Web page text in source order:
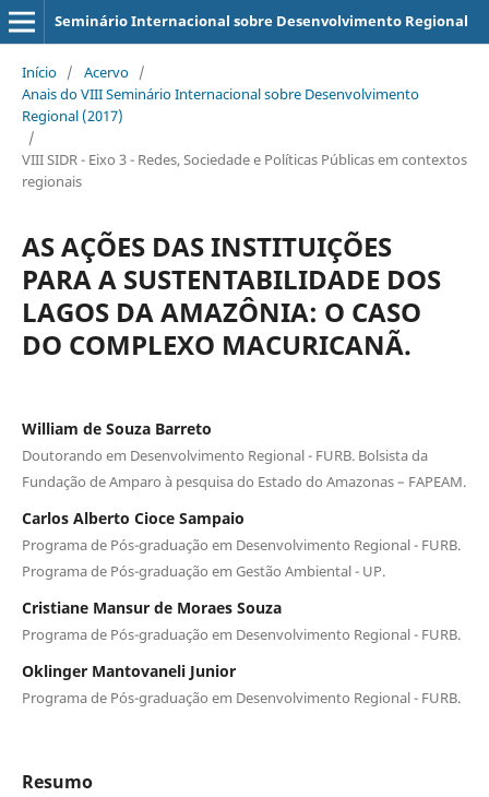
Seminário Internacional sobre Desenvolvimento Regional
Início / Acervo /
Anais do VIII Seminário Internacional sobre Desenvolvimento
Regional (2017)
/
VIII SIDR - Eixo 3 - Redes, Sociedade e Políticas Públicas em contextos
regionais
AS AÇÕES DAS INSTITUIÇÕES
PARA A SUSTENTABILIDADE DOS
LAGOS DA AMAZÔNIA: O CASO
DO COMPLEXO MACURICANÃ.
William de Souza Barreto
Doutorando em Desenvolvimento Regional - FURB. Bolsista da
Fundação de Amparo à pesquisa do Estado do Amazonas – FAPEAM.
Carlos Alberto Cioce Sampaio
Programa de Pós-graduação em Desenvolvimento Regional - FURB.
Programa de Pós-graduação em Gestão Ambiental - UP.
Cristiane Mansur de Moraes Souza
Programa de Pós-graduação em Desenvolvimento Regional - FURB.
Oklinger Mantovaneli Junior
Programa de Pós-graduação em Desenvolvimento Regional - FURB.
Resumo